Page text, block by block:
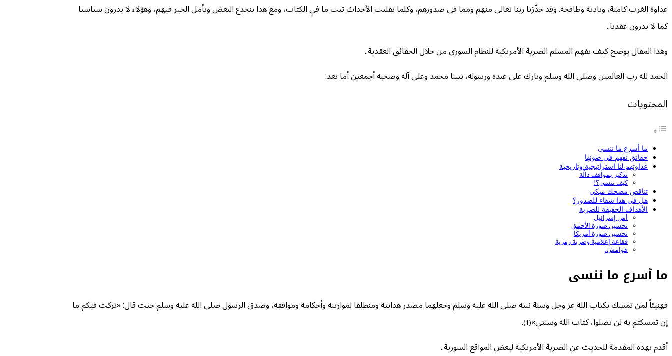
عداوة الغرب كامنة، وبادية وطافحة. وقد حذّرَنا ربنا تعالى منهم ومما في صدورهم، وكلما تقلبت الأحداث ثبت ما في الكتاب، ومع هذا ينخدع البعض ويأمل الخير فيهم، وهؤلاء لا يدرون سياسيا
كما لا يدرون عقديا..
وهذا المقال يوضح كيف يفهم المسلم الضربة الأمريكية للنظام السوري من خلال الحقائق العقدية..
الحمد لله رب العالمين وصلى الله وسلم وبارك على عبده ورسوله، نبينا محمد وعلى آله وصحبه أجمعين أما بعد:
المحتويات
ما أسرع ما ننسى
حقائق نفهم في ضوئها
عداوتهم لنا استراتيجية وتاريخية
تذكير بمواقف دالّة
كيف ننسى؟!
تناقض مضحك مبكي
هل في هذا شفاء للصدور؟
الأهداف الحقيقة للضربة
أمن إسرائيل
تحسين صورة الأحمق
تحسين صورة أمريكا
فقاعة إعلامية وضربة رمزية
هوامش:
ما أسرع ما ننسى
فهنيئاً لمن تمسك بكتاب الله عز وجل وسنة نبيه صلى الله عليه وسلم وجعلهما مصدر هدايته ومنطلقا لموازينه وأحكامه ومواقفه، وصدق الرسول صلى الله عليه وسلم حيث قال: «تركت فيكم ما
إن تمسكتم به لن تضلوا، كتاب الله وسنتي»(1)
.
أقدم بهذه المقدمة للحديث عن الضربة الأمريكية لبعض المواقع السورية..